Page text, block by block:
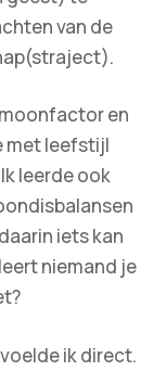
van de
en
met leefstijl
leerde ook
iets kan
niemand je
ik direct.